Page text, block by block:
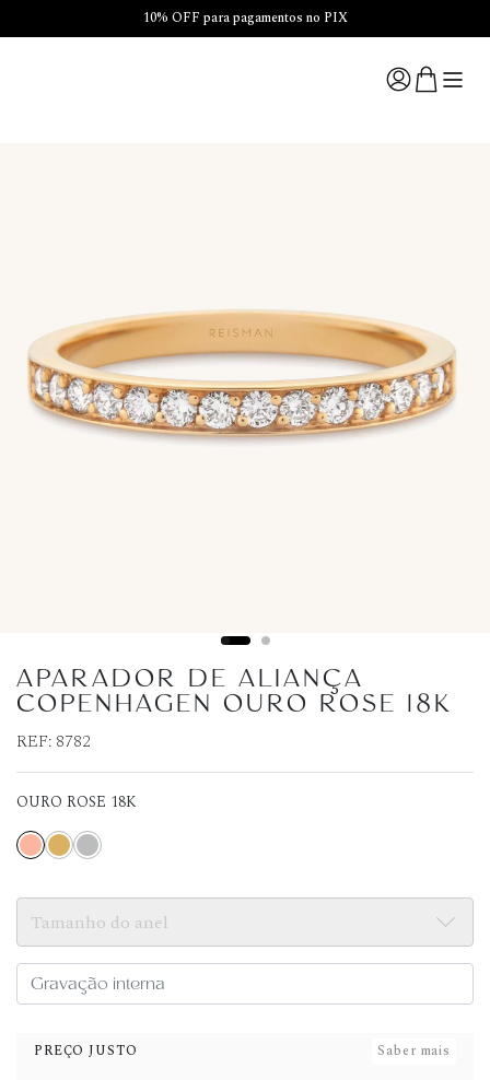
10% OFF para pagamentos no PIX
APARADOR DE ALIANÇA
COPENHAGEN OURO ROSE 18K
REF: 8782
OURO ROSE 18K
PREÇO JUSTO Saber mais